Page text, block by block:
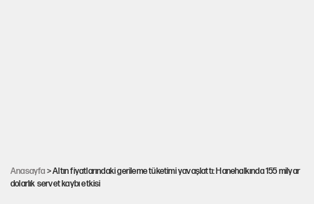
Anasayfa > Altın fiyatlarındaki gerileme tüketimi yavaşlattı: Hanehalkında 155 milyar
dolarlık servet kaybı etkisi